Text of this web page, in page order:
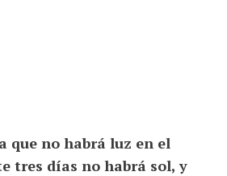
que no habrá luz en el
tres días no habrá sol, y